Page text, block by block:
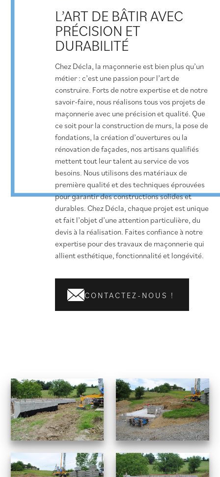
L’ART DE BÂTIR AVEC
PRÉCISION ET
DURABILITÉ
Chez Décla, la maçonnerie est bien plus qu’un
métier : c’est une passion pour l’art de
construire. Forts de notre expertise et de notre
savoir-faire, nous réalisons tous vos projets de
maçonnerie avec une précision et qualité. Que
ce soit pour la construction de murs, la pose de
fondations, la création d’ouvertures ou la
rénovation de façades, nos artisans qualifiés
mettent tout leur talent au service de vos
besoins. Nous utilisons des matériaux de
première qualité et des techniques éprouvées
pour garantir des constructions solides et
durables. Chez Décla, chaque projet est unique
et fait l’objet d’une attention particulière, du
devis à la réalisation. Faites confiance à notre
expertise pour des travaux de maçonnerie qui
allient esthétique, fonctionnalité et longévité.
CONTACTEZ-NOUS !